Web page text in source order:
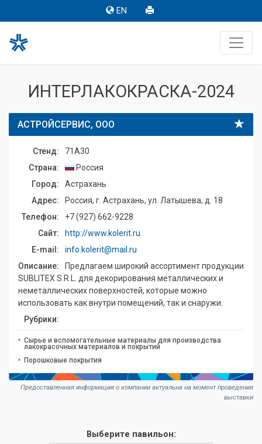
EN
ИНТЕРЛАКОКРАСКА-2024
АСТРОЙСЕРВИС, ООО
Стенд:
71A30
Страна:
Россия
Город:
Астрахань
Адрес:
Россия, г. Астрахань, ул. Латышева, д. 18
Телефон:
+7 (927) 662-9228
Сайт:
http://www.kolerit.ru
E-mail:
info.kolerit@mail.ru
Описание:
Предлагаем широкий ассортимент продукции
SUBLITEX S.R.L. для декорирования металлических и
неметаллических поверхностей, которые можно
использовать как внутри помещений, так и снаружи.
Рубрики:
Сырье и вспомогательные материалы для производства
лакокрасочных материалов и покрытий
Порошковые покрытия
Предоставленная информация о компании актуальна на момент проведения
выставки
Выберите павильон: